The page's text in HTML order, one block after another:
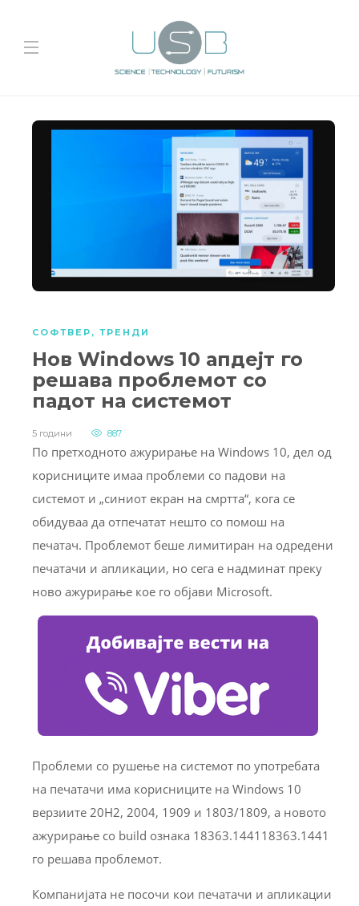
СОФТВЕР , ТРЕНДИ
Нов Windows 10 апдејт го
решава проблемот со
падот на системот
5 години 887
По претходното ажурирање на Windows 10, дел од
корисниците имаа проблеми со падови на
системот и „синиот екран на смртта“, кога се
обидуваа да отпечатат нешто со помош на
печатач. Проблемот беше лимитиран на одредени
печатачи и апликации, но сега е надминат преку
ново ажурирање кое го објави Microsoft.
Проблеми со рушење на системот по употребата
на печатачи има корисниците на Windows 10
верзиите 20H2, 2004, 1909 и 1803/1809, а новото
ажурирање со build ознака 18363.144118363.1441
го решава проблемот.
Компанијата не посочи кои печатачи и апликации